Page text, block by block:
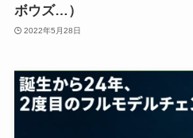
ボウズ…）
2022年5月28日